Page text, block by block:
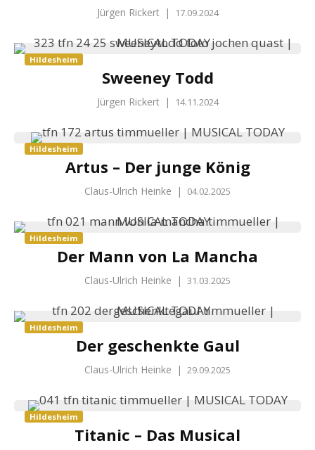
Jürgen Rickert | 17.09.2024
Hildesheim
Sweeney Todd
Jürgen Rickert | 14.11.2024
Hildesheim
Artus – Der junge König
Claus-Ulrich Heinke | 04.02.2025
Hildesheim
Der Mann von La Mancha
Claus-Ulrich Heinke | 31.03.2025
Hildesheim
Der geschenkte Gaul
Claus-Ulrich Heinke | 29.09.2025
Hildesheim
Titanic – Das Musical